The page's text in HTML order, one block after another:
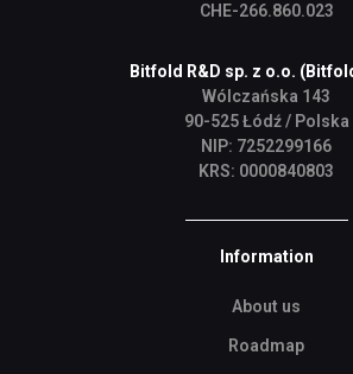
CHE-266.860.023
Bitfold R&D sp. z o.o.
Wólczańska 143
90-525 Łódź / Polska
NIP: 7252299166
KRS: 0000840803
Information
About us
Roadmap